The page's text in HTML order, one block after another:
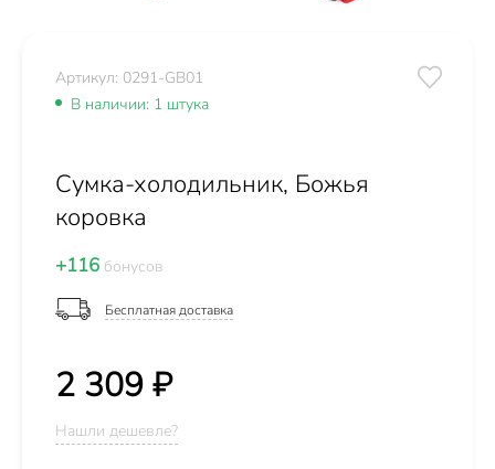
Артикул: 0291-GB01
В наличии: 1 штука
Сумка-холодильник, Божья
коровка
+116 бонусов
Бесплатная доставка
2 309 ₽
Нашли дешевле?